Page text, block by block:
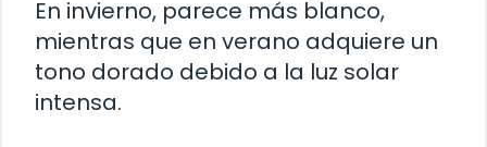
En invierno, parece más blanco,
mientras que en verano adquiere un
tono dorado debido a la luz solar
intensa.